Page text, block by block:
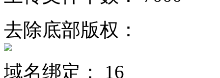
去除底部版权：
域名绑定：
16